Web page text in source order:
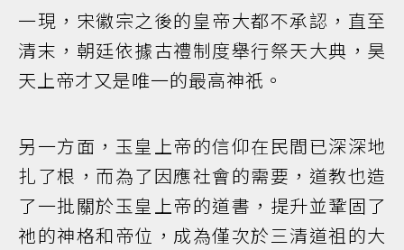
一現，宋徽宗之後的皇帝大都不承認，直至
清末，朝廷依據古禮制度舉行祭天大典，昊
天上帝才又是唯一的最高神祇。
另一方面，玉皇上帝的信仰在民間已深深地
扎了根，而為了因應社會的需要，道教也造
了一批關於玉皇上帝的道書，提升並鞏固了
祂的神格和帝位，成為僅次於三清道祖的大